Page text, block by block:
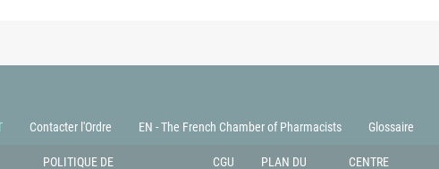
Contacter l'Ordre EN - The French Chamber of Pharmacists Glossaire
POLITIQUE DE CGU PLAN DU CENTRE